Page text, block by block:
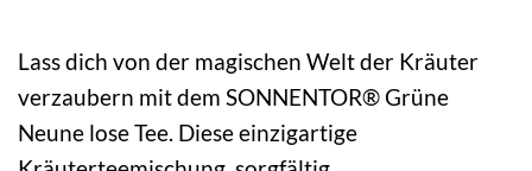
Lass dich von der magischen Welt der Kräuter
verzaubern mit dem SONNENTOR® Grüne
Neune lose Tee. Diese einzigartige